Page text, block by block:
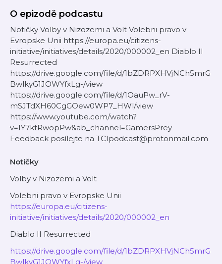
O epizodě podcastu
Notičky Volby v Nizozemi a Volt Volebni pravo v
Evropske Unii https://europa.eu/citizens-
initiative/initiatives/details/2020/000002_en Diablo II
Resurrected
https://drive.google.com/file/d/1bZDRPXHVjNCh5mrG
BwlkyG1JOWYfxLg-/view
https://drive.google.com/file/d/1OauPw_rV-
mSJTdXH60CgGOew0WP7_HWl/view
https://www.youtube.com/watch?
v=IY7ktRwopPw&ab_channel=GamersPrey
Feedback posílejte na TCIpodcast@protonmail.com
Notičky
Volby v Nizozemi a Volt
Volebni pravo v Evropske Unii
https://europa.eu/citizens-
initiative/initiatives/details/2020/000002_en
Diablo II Resurrected
https://drive.google.com/file/d/1bZDRPXHVjNCh5mrG
BwlkyG1JOWYfxLg-/view